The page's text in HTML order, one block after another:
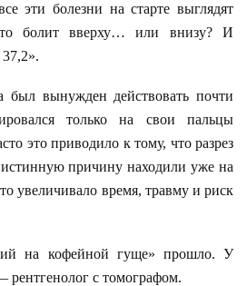
эти болезни на старте выглядят
болит вверху… или внизу? И
был вынужден действовать почти
только на свои пальцы
это приводило к тому, что разрез
истинную причину находили уже на
увеличивало время, травму и риск
на кофейной гуще» прошло. У
рентгенолог с томографом.